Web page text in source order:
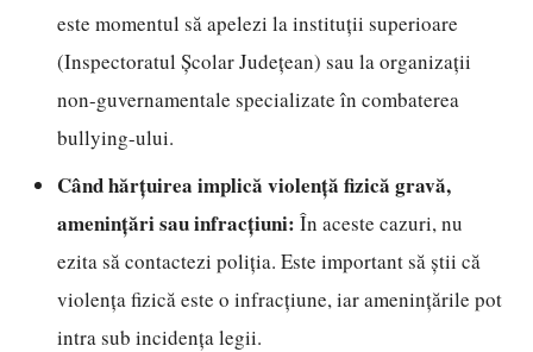
este momentul să apelezi la instituții superioare
(Inspectoratul Școlar Județean) sau la organizații
non-guvernamentale specializate în combaterea
bullying-ului.
Când hărțuirea implică violență fizică gravă,
amenințări sau infracțiuni: În aceste cazuri, nu
ezita să contactezi poliția. Este important să știi că
violența fizică este o infracțiune, iar amenințările pot
intra sub incidența legii.